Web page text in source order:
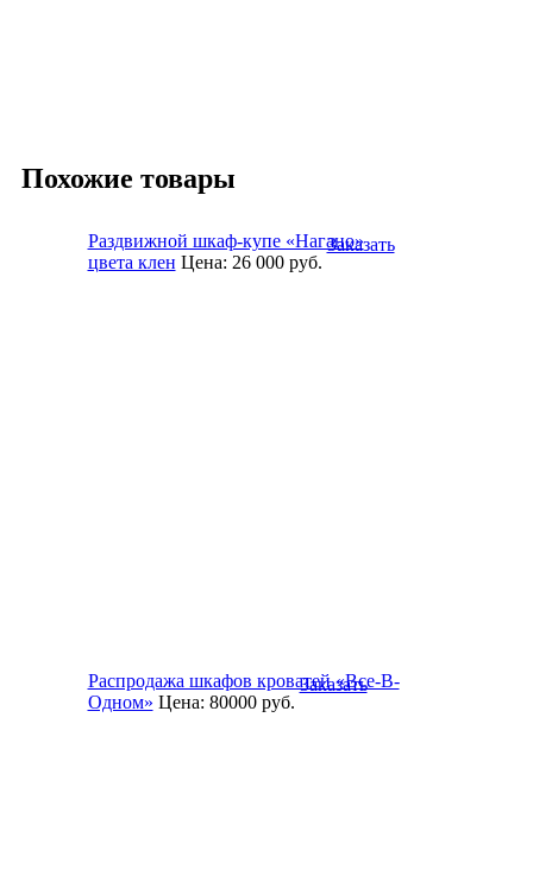
Похожие товары
Раздвижной шкаф-купе «Нагано»
цвета клен Цена: 26 000руб.
Заказать
Распродажа шкафов кроватей «Все-В-
Одном» Цена: 80000руб.
Заказать